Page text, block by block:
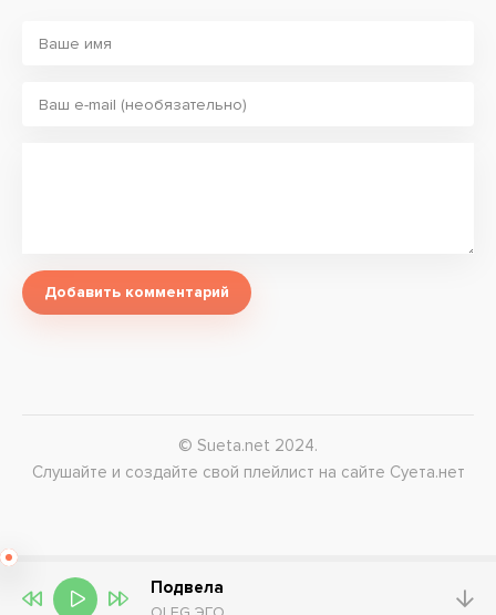
Добавить комментарий
© Sueta.net 2024.
Слушайте и создайте свой плейлист на сайте Суета.нет
Подвела